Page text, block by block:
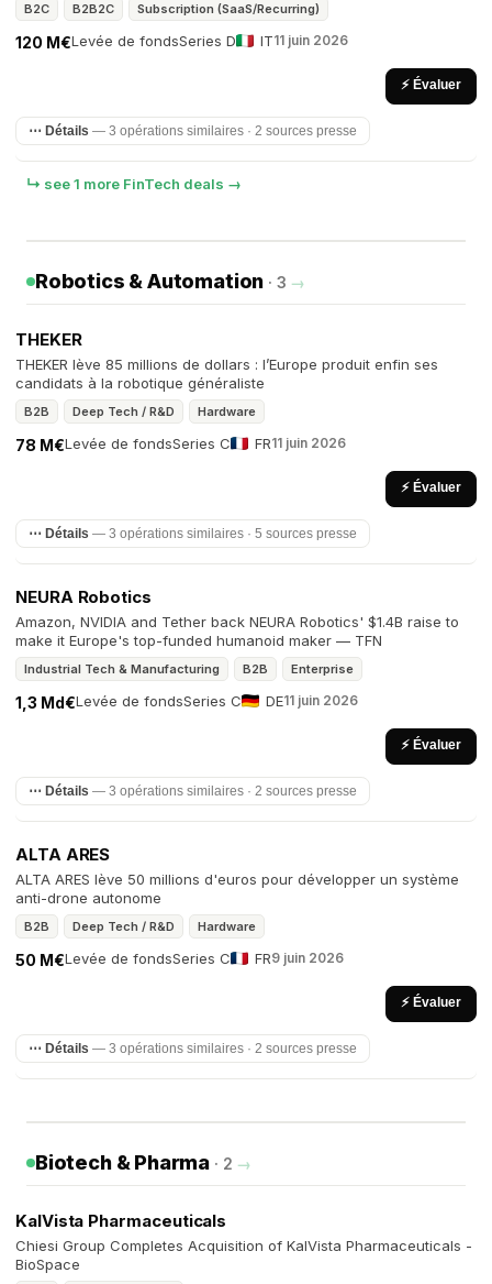
B2C B2B2C Subscription (SaaS/Recurring)
Levée de fonds
120 M€ Series D IT11 juin 2026
⚡ Évaluer
⋯ Détails — 3 opérations similaires · 2 sources presse
↳ see 1 more FinTech deals →
Robotics & Automation · 3 →
THEKER
THEKER lève 85 millions de dollars : l’Europe produit enfin ses
candidats à la robotique généraliste
B2B Deep Tech / R&D Hardware
Levée de fonds
78 M€ Series C FR11 juin 2026
⚡ Évaluer
⋯ Détails — 3 opérations similaires · 5 sources presse
NEURA Robotics
Amazon, NVIDIA and Tether back NEURA Robotics' $1.4B raise to
make it Europe's top-funded humanoid maker — TFN
Industrial Tech & Manufacturing B2B Enterprise
Levée de fonds
1,3 Md€ Series C DE11 juin 2026
⚡ Évaluer
⋯ Détails — 3 opérations similaires · 2 sources presse
ALTA ARES
ALTA ARES lève 50 millions d'euros pour développer un système
anti-drone autonome
B2B Deep Tech / R&D Hardware
Levée de fonds
50 M€ Series C FR9 juin 2026
⚡ Évaluer
⋯ Détails — 3 opérations similaires · 2 sources presse
Biotech & Pharma · 2 →
KalVista Pharmaceuticals
Chiesi Group Completes Acquisition of KalVista Pharmaceuticals -
BioSpace